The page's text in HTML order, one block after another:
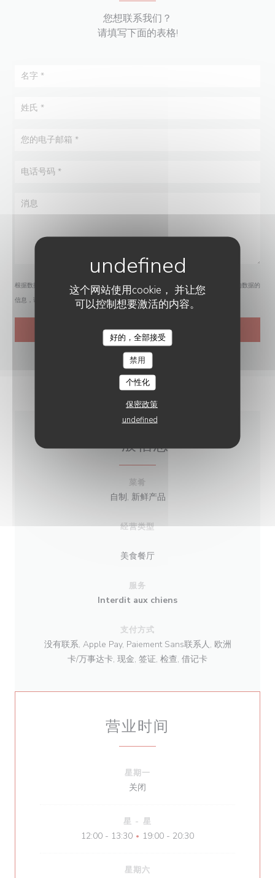
这个网站使用cookie， 并让您
可以控制想要激活的内容。
好的，全部接受
禁用
个性化
保密政策
undefined
您想联系我们？
请填写下面的表格!
根据数据保护法规，您有权拒绝接收营销电话。如需了解更多关于我们如何处理您的数据的
信息，请查看我们的
隐私政策 。
一般信息
菜肴
自制, 新鲜产品
经营类型
美食餐厅
服务
Interdit aux chiens
支付方式
没有联系, Apple Pay, Paiement Sans联系人, 欧洲
卡/万事达卡, 现金, 签证, 检查, 借记卡
营业时间
星期一
关闭
星 - 星
12:00 - 13:30 • 19:00 - 20:30
星期六
LA VIEILLE FORGE